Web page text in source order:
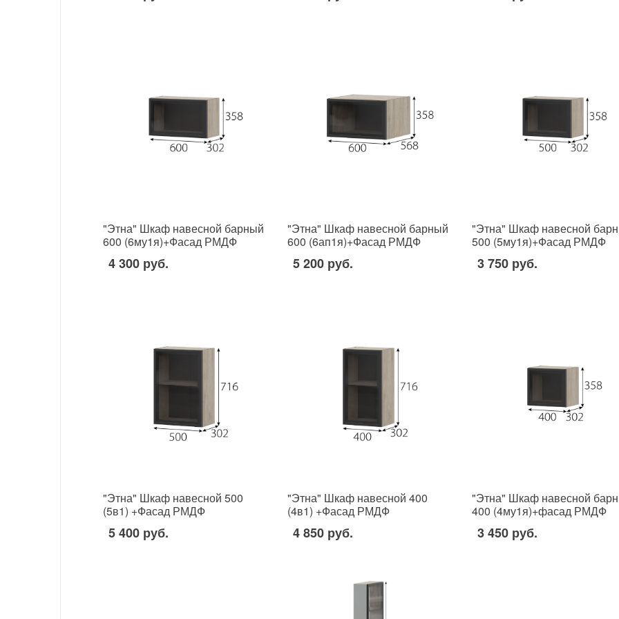
"Этна" Шкаф навесной барный
600 (6му1я)+Фасад РМДФ
4 300 руб.
"Этна" Шкаф навесной барный
600 (6ап1я)+Фасад РМДФ
5 200 руб.
"Этна" Шкаф навесной
500 (5му1я)+Фасад РМДФ
3 750 руб.
"Этна" Шкаф навесной 500
(5в1) +Фасад РМДФ
5 400 руб.
"Этна" Шкаф навесной 400
(4в1) +Фасад РМДФ
4 850 руб.
"Этна" Шкаф навесной
400 (4му1я)+фасад РМДФ
3 450 руб.